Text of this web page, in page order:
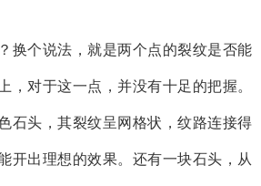
换个说法，就是两个点的裂纹是否能
，对于这一点，并没有十足的把握。
石头，其裂纹呈网格状，纹路连接得
开出理想的效果。还有一块石头，从